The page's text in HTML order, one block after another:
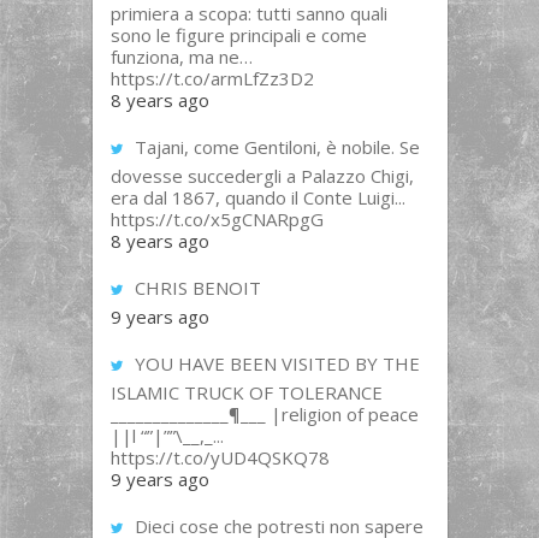
primiera a scopa: tutti sanno quali
sono le figure principali e come
funziona, ma ne…
https://t.co/armLfZz3D2
8 years ago
Tajani, come Gentiloni, è nobile. Se
dovesse succedergli a Palazzo Chigi,
era dal 1867, quando il Conte Luigi...
https://t.co/x5gCNARpgG
8 years ago
CHRIS BENOIT
9 years ago
YOU HAVE BEEN VISITED BY THE
ISLAMIC TRUCK OF TOLERANCE
______________¶___ |religion of peace
||l “”|””\__,_...
https://t.co/yUD4QSKQ78
9 years ago
Dieci cose che potresti non sapere